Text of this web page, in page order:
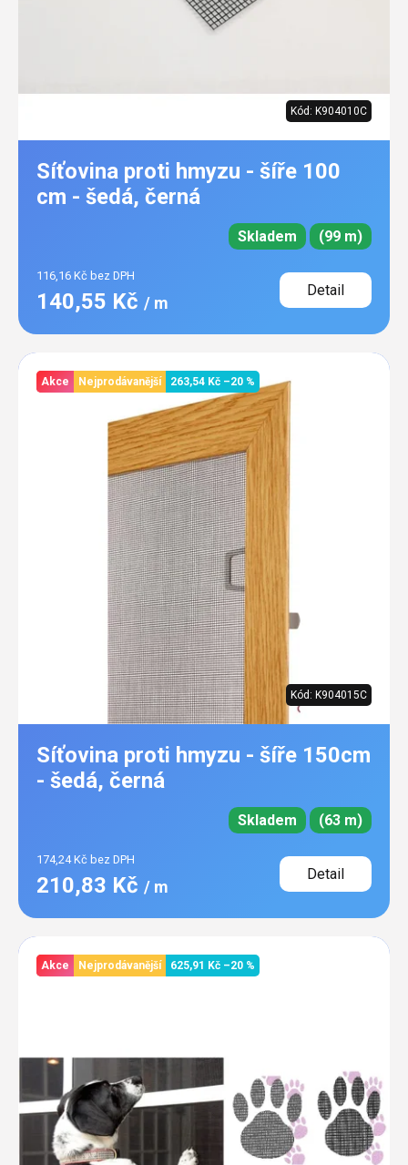
Kód: K904010C
Síťovina proti hmyzu - šíře 100
cm - šedá, černá
Skladem (99 m)
116,16 Kč bez DPH
140,55 Kč / m
Detail
Akce Nejprodávanější 263,54 Kč –20 %
Kód: K904015C
Síťovina proti hmyzu - šíře 150cm
- šedá, černá
Skladem (63 m)
174,24 Kč bez DPH
210,83 Kč / m
Detail
Akce Nejprodávanější 625,91 Kč –20 %